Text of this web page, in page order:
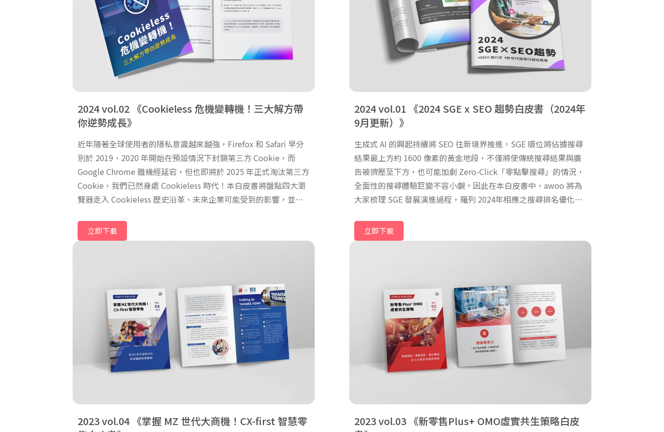
2024 vol.02
Cookieless 危機變轉機！三大解方帶
你逆勢成長
近年隨著全球使用者的隱私意識越來越強，Firefox 和 Safari 早分
別於 2019、2020 年開始在預設情況下封鎖第三方 Cookie，而
Google Chrome 雖幾經延宕，但也即將於 2025 年正式淘汰第三方
Cookie，我們已然身處 Cookieless 時代！本白皮書將盤點四大瀏
覽器走入 Cookieless 歷史沿革、未來企業可能受到的影響，並彙
長。立即下載
2024 vol.01
2024 SGE x SEO 趨勢白皮書（2024年
9月更新）
生成式 AI 的興起持續將 SEO 往新境界推進，SGE 版位將佔據搜尋
結果最上方約 1600 像素的黃金地段，不僅將使傳統搜尋結果與廣
告被擠壓至下方，也可能加劇 Zero-Click「零點擊搜尋」的情況，
全面性的搜尋體驗巨變不容小覷。因此在本白皮書中，awoo 將為
大家梳理 SGE 發展演進過程，羅列 2024年相應之搜尋排名優化趨
接搜尋行銷新未來！
立即下載
2023 vol.04
掌握 MZ 世代大商機！CX-first 智慧零
2023 vol.03
新零售Plus+ OMO虛實共生策略白皮